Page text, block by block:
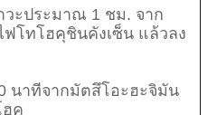
วะประมาณ 1 ชม. จาก
โทโฮคุชินคังเซ็น แล้วลง
นาทีจากมัตสึโอะฮะจิมัน
ฮคุ